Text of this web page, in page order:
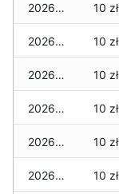
2026-04-28 10 zł
2026-04-27 10 zł
2026-04-26 10 zł
2026-04-25 10 zł
2026-04-24 10 zł
2026-04-23 10 zł